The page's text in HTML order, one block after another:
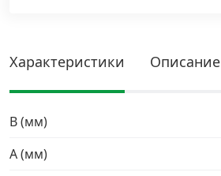
Хомуты и шуруп-шпильки
Характеристики Описание
B (мм)
A (мм)